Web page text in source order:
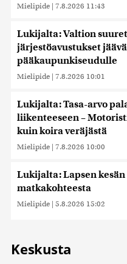
Mielipide | 7.8.2026 11:43
Lukijalta: Valtion suuret
järjestöavustukset
pääkaupunkiseudulle
Mielipide | 7.8.2026 10:01
Lukijalta: Tasa-arvo
liikenteeseen –
kuin koira veräjästä
Mielipide | 7.8.2026 10:00
Lukijalta: Lapsen
matkakohteesta
Mielipide | 5.8.2026 15:02
Keskusta